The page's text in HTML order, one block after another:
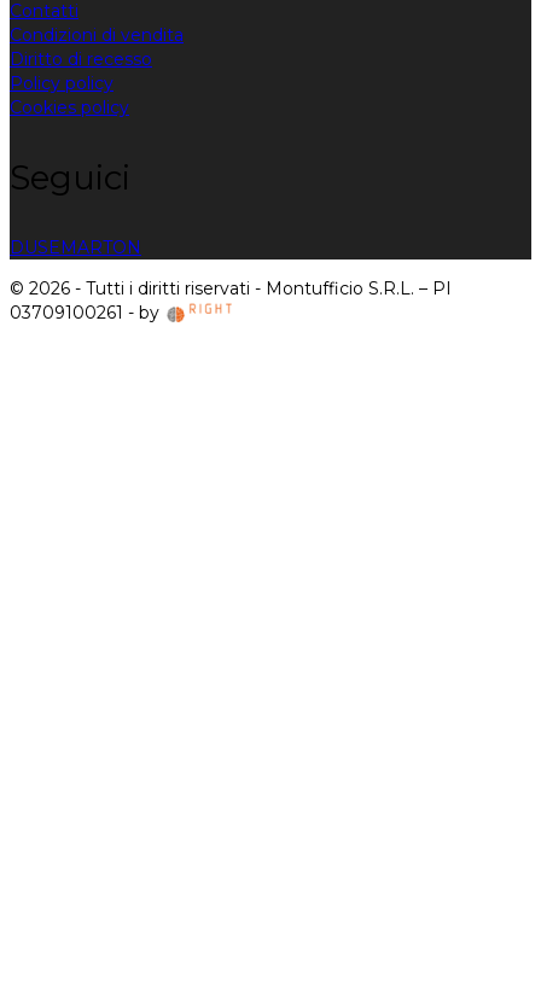
Contatti
Condizioni di vendita
Diritto di recesso
Policy policy
Cookies policy
Seguici
DUSEMARTON
© 2026 - Tutti i diritti riservati - Montufficio S.R.L. – PI
03709100261 - by